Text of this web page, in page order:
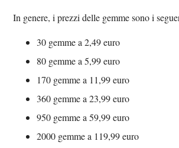
In genere, i prezzi delle gemme sono i
30 gemme a 2,49 euro
80 gemme a 5,99 euro
170 gemme a 11,99 euro
360 gemme a 23,99 euro
950 gemme a 59,99 euro
2000 gemme a 119,99 euro